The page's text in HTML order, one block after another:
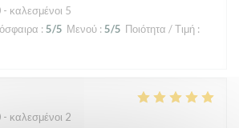
καλεσμένοι 5
: 5/5 Μενού : 5/5 Ποιότητα / Τιμή :
καλεσμένοι 2